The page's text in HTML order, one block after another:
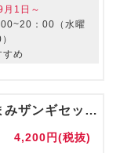
月1日～
：00（水曜
すめ
【札幌限定】おつまみザンギセット【ご利用期間：9/1～】
4,200円(税抜)